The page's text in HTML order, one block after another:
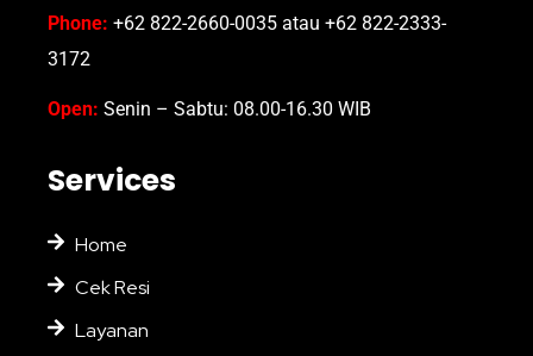
Phone: +62 822-2660-0035 atau +62 822-2333-
3172
Open: Senin – Sabtu: 08.00-16.30 WIB
Services
Home
Cek Resi
Layanan